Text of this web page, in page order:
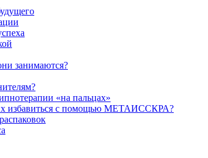
занимаются?
«на пальцах»
избавиться с помощью МЕТАИССКРА?